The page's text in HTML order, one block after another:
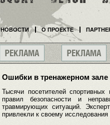
Ошибки в тренажерном зале
Тысячи посетителей
правил безопасности и
травмирующих ситуаций.
привлекли к своему исследования
НОВОСТИ О ПРОЕКТЕ